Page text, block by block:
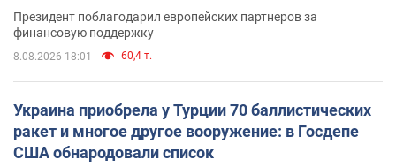
Президент поблагодарил европейских партнеров за
финансовую поддержку
8.08.2026 18:01 60,4 т.
Украина приобрела у Турции 70 баллистических
ракет и многое другое вооружение: в Госдепе
США обнародовали список